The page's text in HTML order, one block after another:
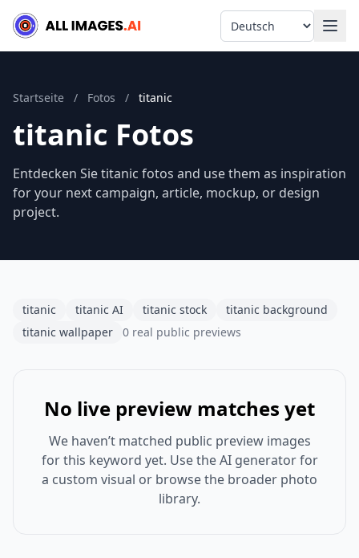
Language
Startseite / Fotos / titanic
titanic Fotos
Entdecken Sie titanic fotos and use them as inspiration
for your next campaign, article, mockup, or design
project.
titanic titanic AI titanic stock
titanic background
titanic wallpaper
0 real public previews
No live preview matches yet
We haven’t matched public preview images
for this keyword yet. Use the AI generator for
a custom visual or browse the broader photo
library.